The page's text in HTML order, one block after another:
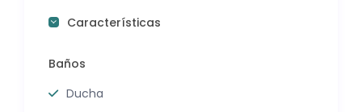
Características
Baños
Ducha